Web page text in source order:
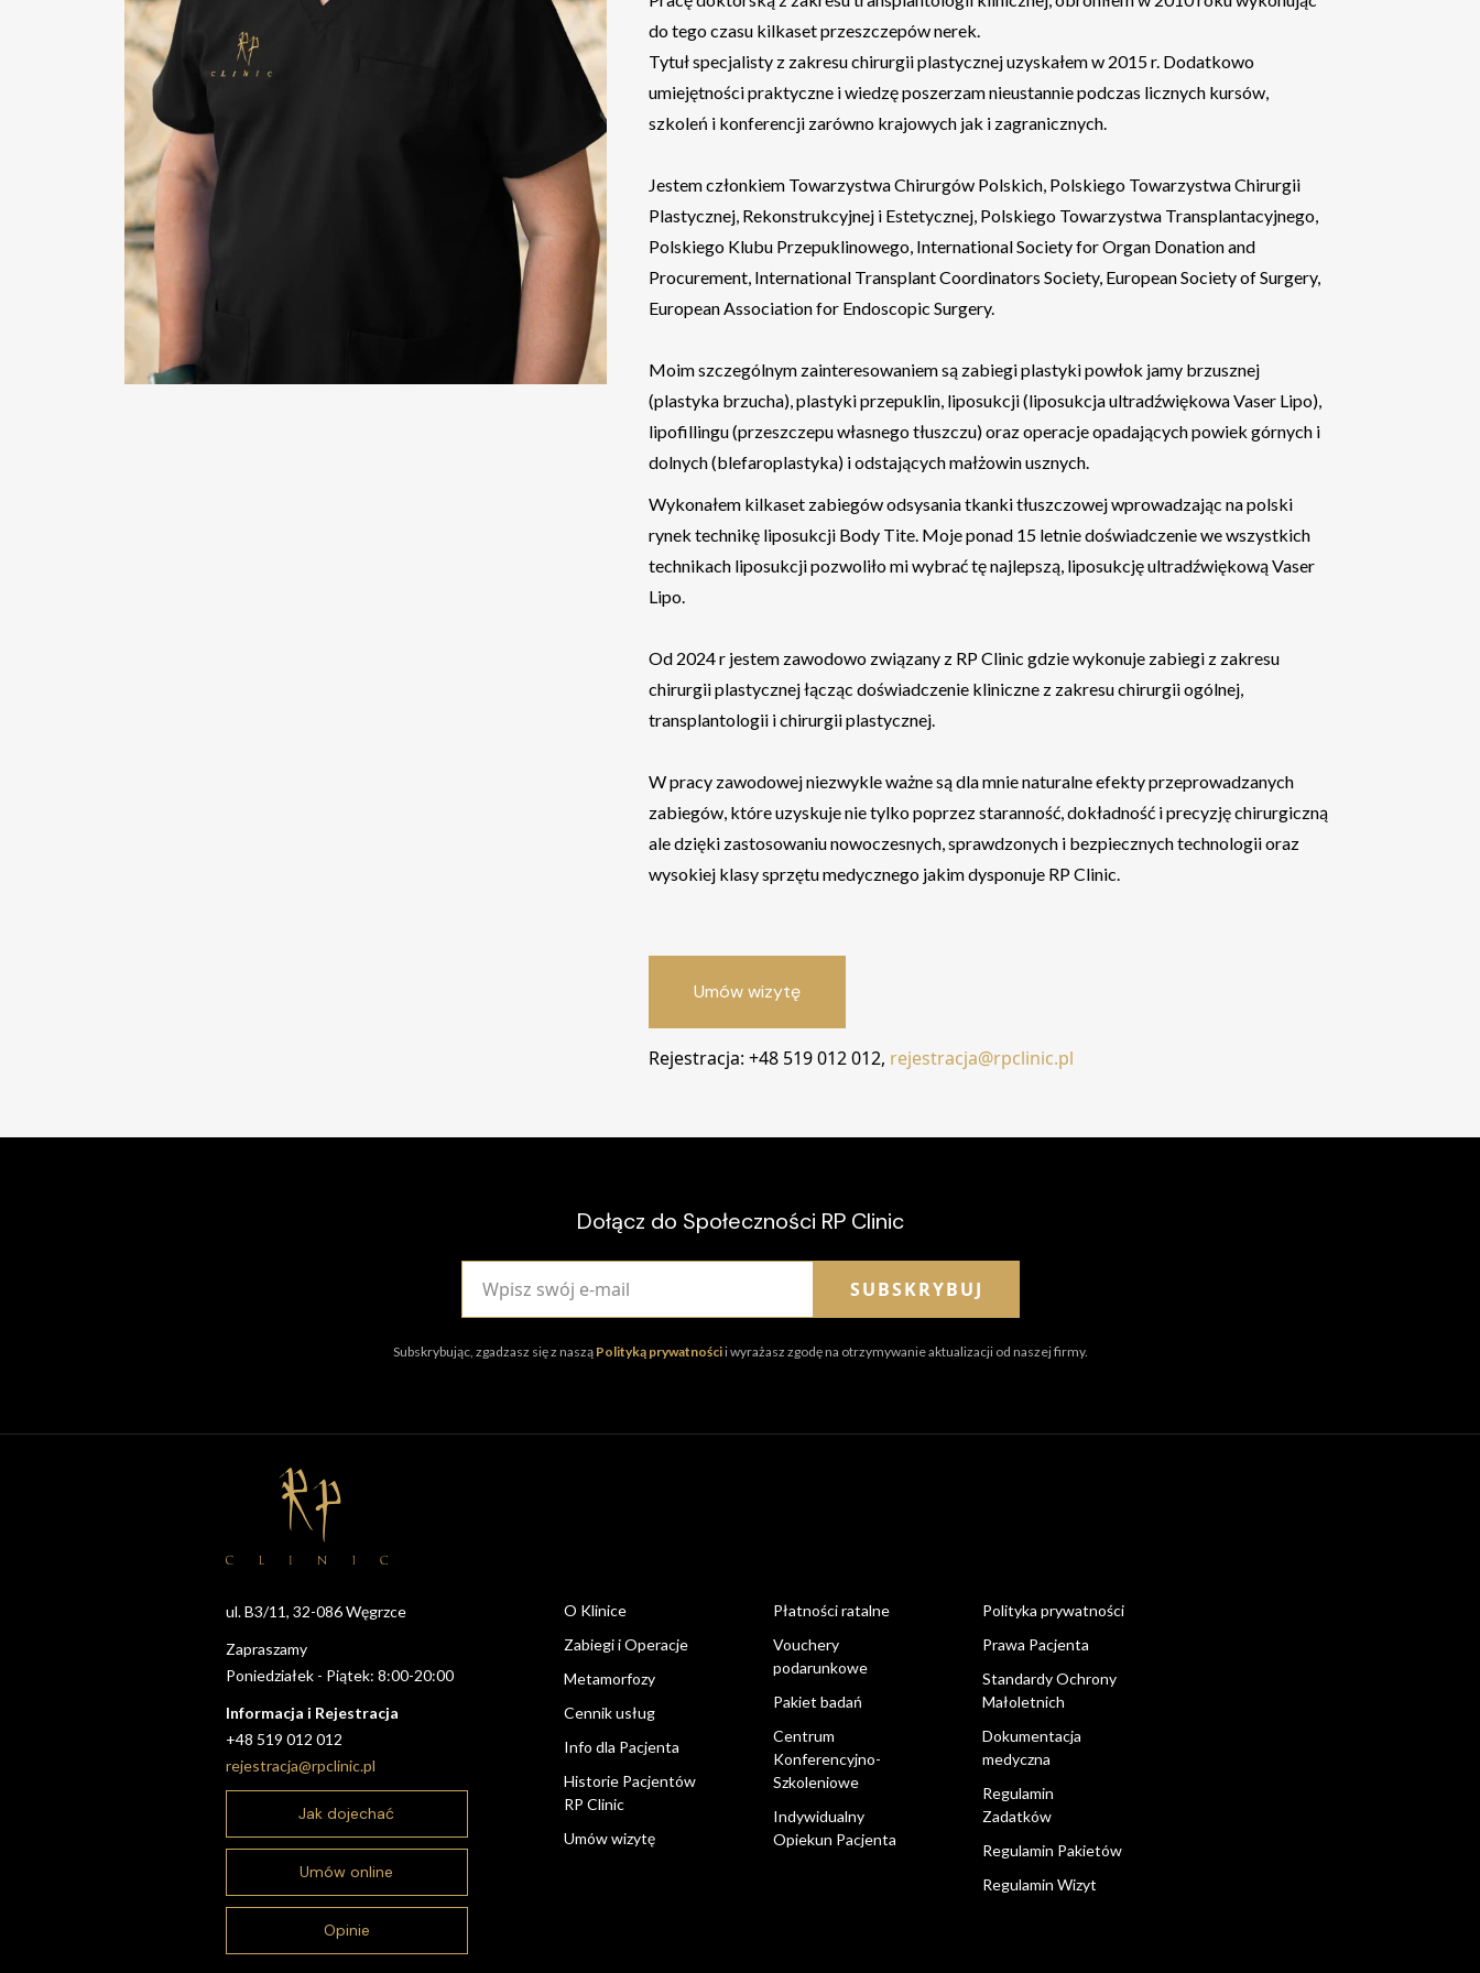
do tego czasu kilkaset przeszczepów nerek.
Tytuł specjalisty z zakresu chirurgii plastycznej uzyskałem w 2015 r. Dodatkowo
umiejętności praktyczne i wiedzę poszerzam nieustannie podczas licznych kursów,
szkoleń i konferencji zarówno krajowych jak i zagranicznych.
Jestem członkiem Towarzystwa Chirurgów Polskich, Polskiego Towarzystwa Chirurgii
Plastycznej, Rekonstrukcyjnej i Estetycznej, Polskiego Towarzystwa Transplantacyjnego,
Polskiego Klubu Przepuklinowego, International Society for Organ Donation and
Procurement, International Transplant Coordinators Society, European Society of Surgery,
European Association for Endoscopic Surgery.
Moim szczególnym zainteresowaniem są zabiegi plastyki powłok jamy brzusznej
(plastyka brzucha), plastyki przepuklin, liposukcji (liposukcja ultradźwiękowa Vaser Lipo),
lipofillingu (przeszczepu własnego tłuszczu) oraz operacje opadających powiek górnych i
dolnych (blefaroplastyka) i odstających małżowin usznych.
Wykonałem kilkaset zabiegów odsysania tkanki tłuszczowej wprowadzając na polski
rynek technikę liposukcji Body Tite. Moje ponad 15 letnie doświadczenie we wszystkich
technikach liposukcji pozwoliło mi wybrać tę najlepszą, liposukcję ultradźwiękową Vaser
Lipo.
Od 2024 r jestem zawodowo związany z RP Clinic gdzie wykonuje zabiegi z zakresu
chirurgii plastycznej łącząc doświadczenie kliniczne z zakresu chirurgii ogólnej,
transplantologii i chirurgii plastycznej.
W pracy zawodowej niezwykle ważne są dla mnie naturalne efekty przeprowadzanych
zabiegów, które uzyskuje nie tylko poprzez staranność, dokładność i precyzję chirurgiczną
ale dzięki zastosowaniu nowoczesnych, sprawdzonych i bezpiecznych technologii oraz
wysokiej klasy sprzętu medycznego jakim dysponuje RP Clinic.
Umów wizytę
Rejestracja: +48 519 012 012, rejestracja@rpclinic.pl
Dołącz do Społeczności RP Clinic
SUBSKRYBUJ
Subskrybując, zgadzasz się z naszą Polityką prywatnościi wyrażasz zgodę na otrzymywanie aktualizacji od naszej firmy.
ul. B3/11, 32-086 Węgrzce
Zapraszamy
Poniedziałek - Piątek: 8:00-20:00
Informacja i Rejestracja
+48 519 012 012
rejestracja@rpclinic.pl
Jak dojechać
Umów online
Opinie
O Klinice
Zabiegi i Operacje
Metamorfozy
Cennik usług
Info dla Pacjenta
Historie Pacjentów
RP Clinic
Umów wizytę
Płatności ratalne
Vouchery
podarunkowe
Pakiet badań
Centrum
Konferencyjno-
Szkoleniowe
Indywidualny
Opiekun Pacjenta
Polityka prywatności
Prawa Pacjenta
Standardy Ochrony
Małoletnich
Dokumentacja
medyczna
Regulamin
Zadatków
Regulamin Pakietów
Regulamin Wizyt